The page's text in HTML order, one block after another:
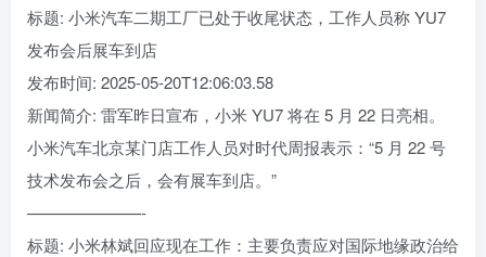
标题: 小米汽车二期工厂已处于收尾状态，工作人员称 YU7
发布会后展车到店
发布时间: 2025-05-20T12:06:03.58
新闻简介: 雷军昨日宣布，小米 YU7 将在 5 月 22 日亮相。
小米汽车北京某门店工作人员对时代周报表示：“5 月 22 号
技术发布会之后，会有展车到店。”
———————-
标题: 小米林斌回应现在工作：主要负责应对国际地缘政治给